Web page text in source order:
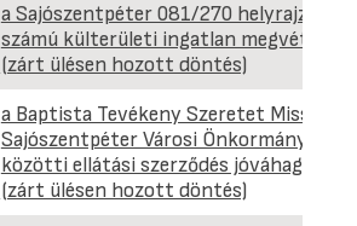
a Sajószentpéter 081/270 helyrajzi
számú külterületi ingatlan megvételéről
(zárt ülésen hozott döntés)
a Baptista Tevékeny Szeretet Misszió
Sajószentpéter Városi Önkormányzat
közötti ellátási szerződés
(zárt ülésen hozott döntés)